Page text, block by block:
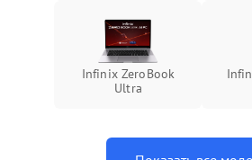
Infinix ZeroBook
Ultra